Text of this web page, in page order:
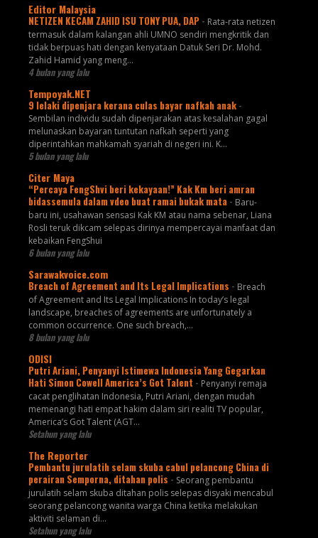
Editor Malaysia
NETIZEN KECAM ZAHID ISU TONY PUA, DAP - Rata-rata netizen
termasuk dalam kalangan ahli UMNO sendiri mengkritik dan
tidak berpuas hati dengan kenyataan Datuk Seri Dr. Mohd.
Zahid Hamid yang meng...
4 bulan yang lalu
Tempoyak.NET
9 lelaki dipenjara kerana culas bayar nafkah anak -
Sembilan individu sudah dipenjarakan atas kesalahan gagal
melunaskan bayaran tuntutan nafkah seperti yang
diperintahkan mahkamah syariah di negeri ini. K...
5 bulan yang lalu
Citer Maya
“Percaya FengShvi beri kekayaan!” Kak Km beri amran
bidassemula dalam vdeo buat ramai bukak mata - Baru-
baru ini, usahawan sensasi Kak KM atau nama sebenar, Liana
Rosli teruk dikcam selepas dirinya mempercayai manfaat dan
kebaikan FengShui
6 bulan yang lalu
Sarawakvoice.com
Breach of Agreement and Its Legal Implications - Breach
of Agreement and Its Legal Implications In today’s legal
landscape, breaches of agreements are unfortunately a
common occurrence. One such breach,...
8 bulan yang lalu
ODISI
Putri Ariani, Penyanyi Istimewa Indonesia Yang Gegarkan
Hati Simon Cowell America’s Got Talent - Penyanyi remaja
cacat penglihatan Indonesia, Putri Ariani, dengan mudah
memenangi hati empat hakim dalam siri realiti TV popular,
America’s Got Talent (AGT...
Setahun yang lalu
The Reporter
Pembantu jurulatih selam skuba cabul pelancong China di
perairan Semporna, ditahan polis - Seorang pembantu
jurulatih selam skuba ditahan polis selepas disyaki mencabul
seorang pelancong wanita warga China ketika melakukan
aktiviti selaman di...
Setahun yang lalu